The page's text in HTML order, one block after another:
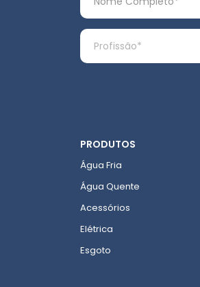
PRODUTOS
Água Fria
Água Quente
Acessórios
Elétrica
Esgoto